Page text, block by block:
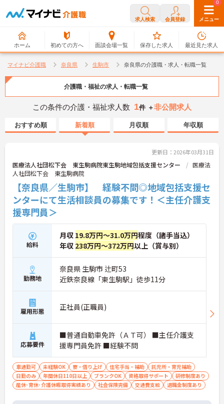
求人検索 会員登録 メニュー
ホーム 初めての方へ 面談会場一覧
0
保存した求人
0
最近見た求人
マイナビ介護職 奈良県 生駒市 奈良県の介護職・求人・転職一覧
介護職・福祉の求人・転職一覧
この条件の介護・福祉求人数 1件 ＋非公開求人
おすすめ順 新着順 月収順 年収順
更新日：2026年03月31日
医療法人社団松下会 東生駒病院東生駒地域包括支援センター
医療法
人社団松下会 東生駒病院
【奈良県／生駒市】 経験不問◎地域包括支援セ
ンターにて生活相談員の募集です！＜主任介護支
援専門員＞
給料
月収 19.8万円～31.0万円程度（諸手当込）
年収 238万円～372万円以上（賞与別）
勤務地
奈良県 生駒市 辻町53
近鉄奈良線「東生駒駅」徒歩11分
雇用形態 正社員(正職員)
応募要件
■普通自動車免許（ＡＴ可） ■主任介護支
援専門員免許 ■経験不問
車通勤可 未経験OK 寮・借り上げ 住宅手当・補助
託児所・育児補助
日勤のみ
年間休日110日以上 ブランクOK 資格取得サポート
研修制度あり
産休･育休･介護休暇取得実績あり
社会保険完備 交通費支給 退職金制度あり